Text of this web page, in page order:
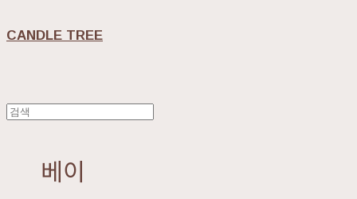
CANDLE TREE
베이